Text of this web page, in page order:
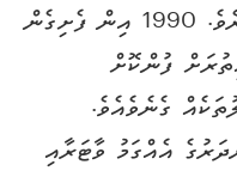
ބަދަލުތަކެއް ގެނެވިފައިވާ 30 އަހަރެވެ. 1990 އިން ފެށިގެން
އިތުރަށް ފުންކޮށް
ގެނެވެއެވެ.
އެއްގަމު ވާޓަރާއި